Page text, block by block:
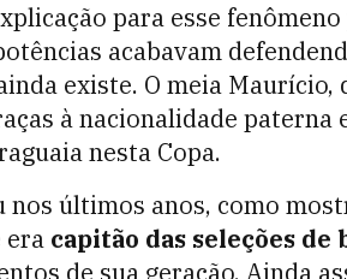
para esse
acabavam
existe. O meia
à nacionalidade paterna
nesta Copa.
nos últimos anos, como
era capitão das seleções de
de sua geração. Ainda